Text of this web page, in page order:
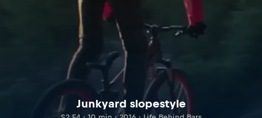
Junkyard slopestyle